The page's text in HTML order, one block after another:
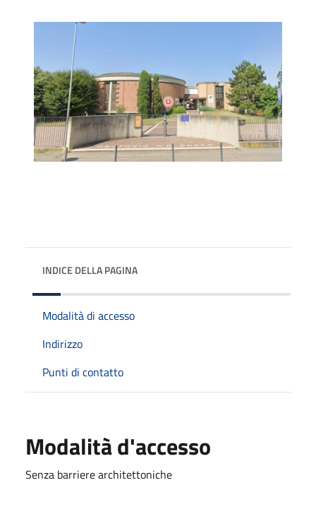
INDICE DELLA PAGINA
Modalità di accesso
Indirizzo
Punti di contatto
Modalità d'accesso
Senza barriere architettoniche